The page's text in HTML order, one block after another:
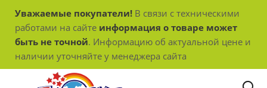
Уважаемые покупатели! В связи с техническими
работами на сайте информация о товаре может
быть не точной. Информацию об актуальной цене и
наличии уточняйте у менеджера сайта